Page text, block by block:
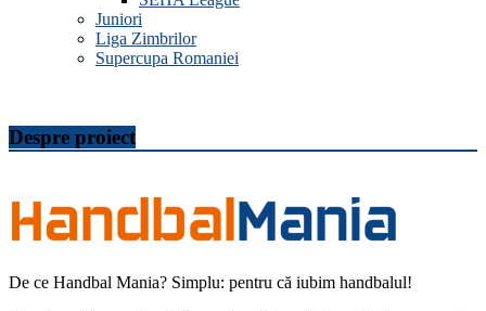
Juniori
Liga Zimbrilor
Supercupa Romaniei
Despre proiect
De ce Handbal Mania? Simplu: pentru că iubim handbalul!